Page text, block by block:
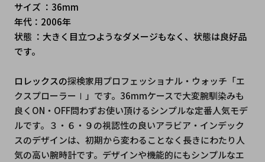
サイズ ：36mm
年代：2006年
状態 ：大きく目立つようなダメージもなく、状態は良好品
です。
ロレックスの探検家用プロフェッショナル・ウォッチ「エ
クスプローラーⅠ」です。36mmケースで大変腕馴染みも
良くON・OFF問わずお使い頂けるシンプルな定番人気モデ
ルです。３・６・９の視認性の良いアラビア・インデック
スのデザインは、初期から変わることなく長きにわたり人
気の高い腕時計です。デザインや機能的にもシンプルなエ